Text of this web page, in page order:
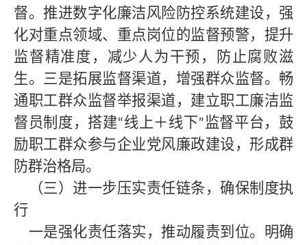
督。推进数字化廉洁风险防控系统建设，强
化对重点领域、重点岗位的监督预警，提升
监督精准度，减少人为干预，防止腐败滋
生。三是拓展监督渠道，增强群众监督。畅
通职工群众监督举报渠道，建立职工廉洁监
督员制度，搭建“线上＋线下”监督平台，鼓
励职工群众参与企业党风廉政建设，形成群
防群治格局。
（三）进一步压实责任链条，确保制度执
行
一是强化责任落实，推动履责到位。明确